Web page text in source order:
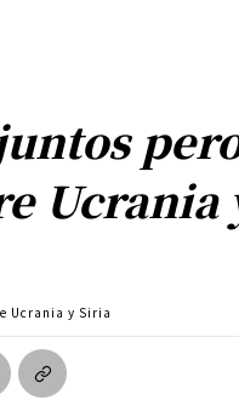
Ucrania
Ucrania y Siria